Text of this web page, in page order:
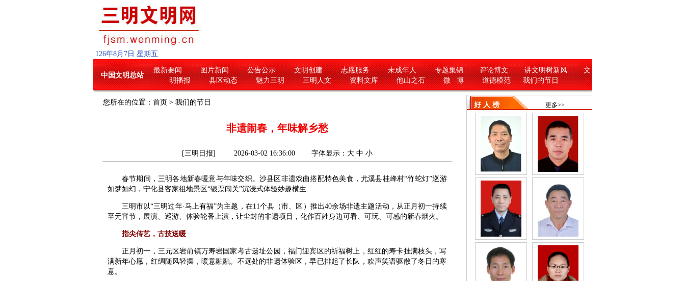
126年8月 7 日 星期五
中国文明总站
最新要闻 图片新闻 公告公示 文明创建 志愿服务 未成年人 专题集锦 评论博文 讲文明树新风
文
明播报
县区动态 魅力三明 三明人文 资料文库 他山之石 微 博 道德模范我们的节日
您所在的位置： 首页 > 我们的节日
非遗闹春，年味解乡愁
[三明日报] 2026-03-02 16:36:00 字体显示： 大 中 小
春节期间，三明各地新春暖意与年味交织。沙县区非遗戏曲搭配特色美食，尤溪县桂峰村“竹蛇灯”巡游
如梦如幻，宁化县客家祖地景区“银票闯关”沉浸式体验妙趣横生……
三明市以“三明过年·马上有福”为主题，在11个县（市、区）推出40余场非遗主题活动，从正月初一持续
至元宵节，展演、巡游、体验轮番上演，让尘封的非遗项目，化作百姓身边可看、可玩、可感的新春烟火。
指尖传艺，古技送暖
正月初一，三元区岩前镇万寿岩国家考古遗址公园，福门迎宾区的祈福树上，红红的寿卡挂满枝头，写
满新年心愿，红绸随风轻摆，暖意融融。不远处的非遗体验区，早已排起了长队，欢声笑语驱散了冬日的寒
意。
好 人 榜 更多>>